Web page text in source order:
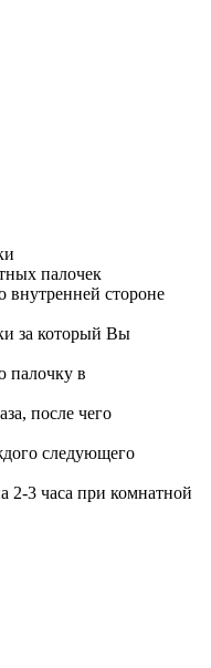
палочек
внутренней стороне
за который Вы
палочку в
после чего
следующего
2-3 часа при комнатной